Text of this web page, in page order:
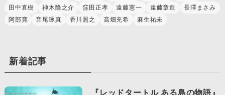
田中直樹
神木隆之介 窪田正孝 遠藤憲一 遠藤章造
長澤まさみ
阿部寛
音尾琢真 香川照之 高畑充希 麻生祐未
新着記事
『レッドタートル ある島の物語』